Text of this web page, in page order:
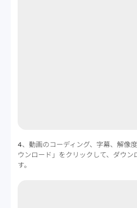
4、動画のコーディング、字幕、解像
ウンロード」をクリックして、ダウン
す。